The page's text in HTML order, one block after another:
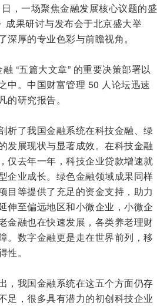
，一场聚焦金融发展核心议题的盛
果研讨与发布会于北京盛大举
厚的专业色彩与前瞻视角。
“五篇大文章” 的重要决策部署以
中。中国财富管理 50 人论坛迅速
研究报告。
析了我国金融系统在科技金融、绿
发展现状与显著成效。在科技金融
仅去年一年，科技企业贷款增速就
企业成长。绿色金融领域成果同样
目等提供了充足的资金支持，助力
伸至偏远地区和小微企业，小微企
金融也在快速发展，各类养老理财
。数字金融更是走在世界前列，移
。
，我国金融系统在这五个方面仍存
足，很多具有潜力的初创科技企业